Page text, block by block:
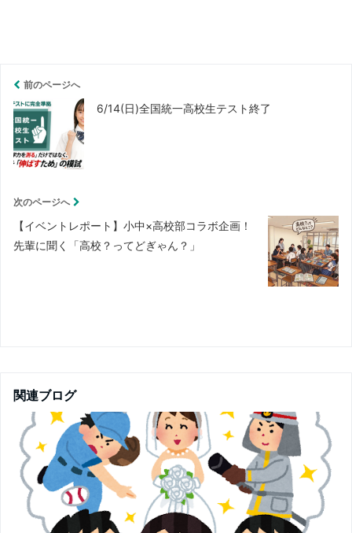
前のページへ
6/14(日)全国統一高校生テスト終了
次のページへ
【イベントレポート】小中×高校部コラボ企画！
先輩に聞く「高校？ってどぎゃん？」
関連ブログ